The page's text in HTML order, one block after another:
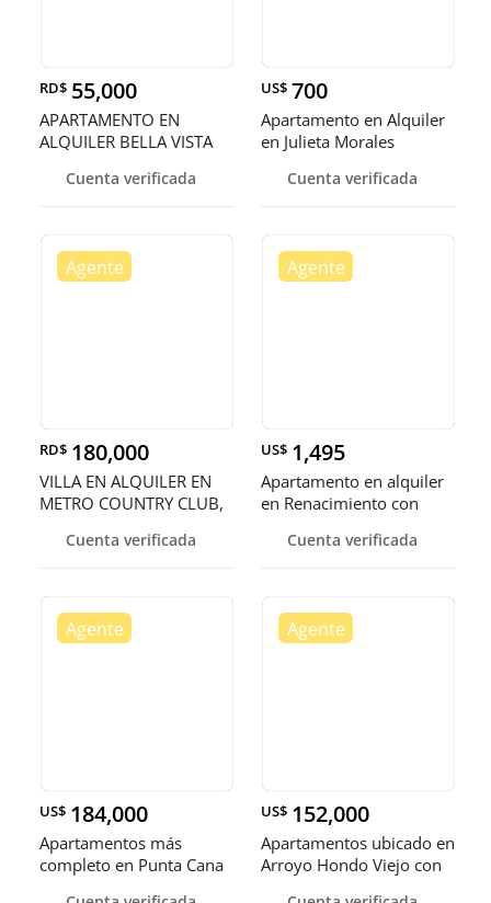
RD$ 55,000
APARTAMENTO EN
ALQUILER BELLA VISTA
Cuenta verificada
US$ 700
Apartamento en Alquiler
en Julieta Morales
Cuenta verificada
RD$ 180,000
VILLA EN ALQUILER EN
METRO COUNTRY CLUB,
Cuenta verificada
US$ 1,495
Apartamento en alquiler
en Renacimiento con
Cuenta verificada
US$ 184,000
Apartamentos más
completo en Punta Cana
US$ 152,000
Apartamentos ubicado en
Arroyo Hondo Viejo con